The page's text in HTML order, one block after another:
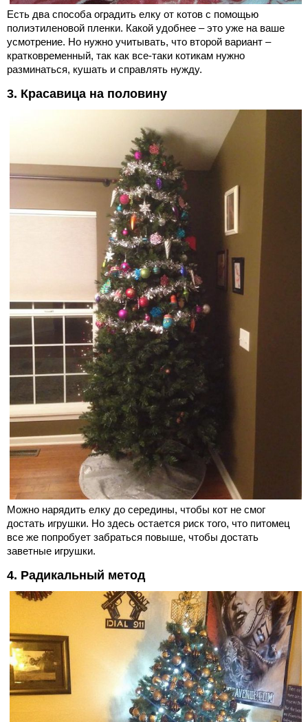
Есть два способа оградить елку от котов с помощью
полиэтиленовой пленки. Какой удобнее – это уже на ваше
усмотрение. Но нужно учитывать, что второй вариант –
кратковременный, так как все-таки котикам нужно
разминаться, кушать и справлять нужду.
3. Красавица на половину
Можно нарядить елку до середины, чтобы кот не смог
достать игрушки. Но здесь остается риск того, что питомец
все же попробует забраться повыше, чтобы достать
заветные игрушки.
4. Радикальный метод